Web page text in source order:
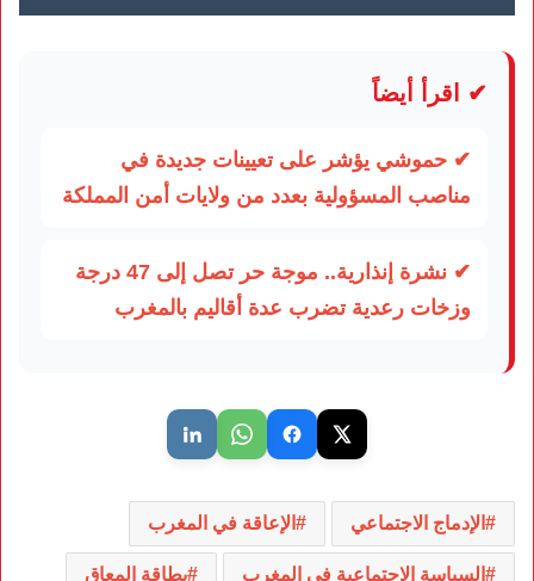
✔ اقرأ أيضاً
✔ حموشي يؤشر على تعيينات جديدة في
مناصب المسؤولية بعدد من ولايات أمن المملكة
✔ نشرة إنذارية.. موجة حر تصل إلى 47 درجة
وزخات رعدية تضرب عدة أقاليم بالمغرب
الإدماج الاجتماعي الإعاقة في المغرب
السياسة الاجتماعية في المغرب بطاقة المعاق